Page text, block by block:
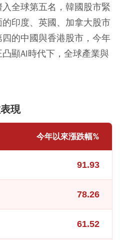
全球第五名，韓國股市緊
印度、英國、加拿大股市
的中國與香港股市，今年
顯AI時代下，全球產業與
現
今年以來漲跌幅%
91.93
78.26
61.52